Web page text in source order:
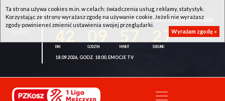
WKK ACTIVE HOTEL WROCŁAW - KSK QEMETICA NOTEĆ INOWROCŁAW
27
18.09.2026, GODZ. 18:00, EMOCJE TV
Ta strona używa cookies m.in. w celach: świadczenia usług, reklamy, statystyk.
Korzystając ze strony wyrażasz zgodę na używanie cookie. Jeżeli nie wyrażasz
zgody powinieneś zmienić ustawienia swojej przeglądarki.
Wyrażam zgodę »